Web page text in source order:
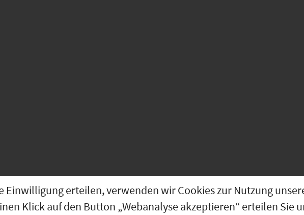
Augsburg
Einwilligung erteilen, verwenden wir Cookies zur Nutzung
Klick auf den Button „Webanalyse akzeptieren“ erteilen Sie